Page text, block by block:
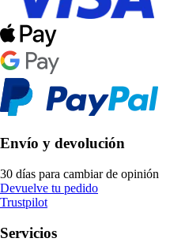
Envío y devolución
30 días para cambiar de opinión
Devuelve tu pedido
Trustpilot
Servicios